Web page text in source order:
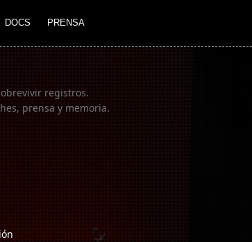
DOCS PRENSA
registros.
prensa y memoria.